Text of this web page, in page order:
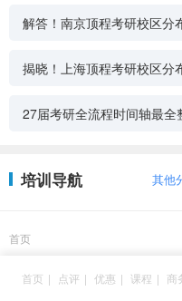
解答！南京顶程考研校区分
揭晓！上海顶程考研校区分
27届考研全流程时间轴最全
其他
培训导航
首页
首页 | 点评 | 优惠 | 课程 | 商